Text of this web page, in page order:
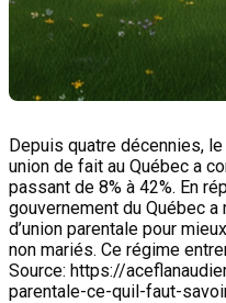
Depuis quatre décennies,
union de fait au Québec a
passant de 8% à 42%. En
gouvernement du Québec
d’union parentale pour
non mariés. Ce régime
Source: https://
parentale-ce-quil-faut-